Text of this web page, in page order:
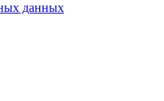
данных